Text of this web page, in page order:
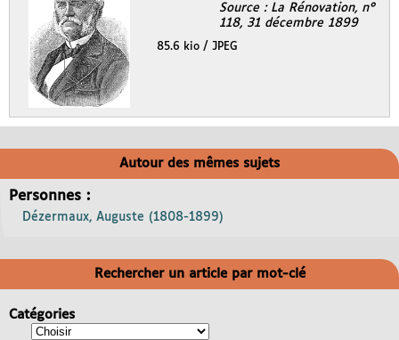
Source : La Rénovation, n°
118, 31 décembre 1899
85.6 kio / JPEG
Autour des mêmes sujets
Personnes :
Dézermaux, Auguste (1808-1899)
Rechercher un article par mot-clé
Catégories